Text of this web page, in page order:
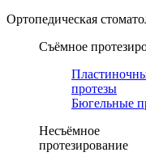
Ортопедическая
Съёмное
протезы
Бюгельные
Несъёмное
протезирование